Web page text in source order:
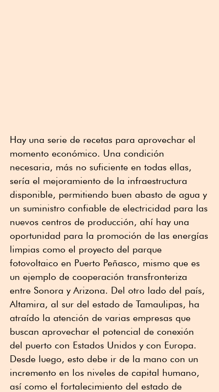
Hay una serie de recetas para aprovechar el
momento económico. Una condición
necesaria, más no suficiente en todas ellas,
sería el mejoramiento de la infraestructura
disponible, permitiendo buen abasto de agua y
un suministro confiable de electricidad para las
nuevos centros de producción, ahí hay una
oportunidad para la promoción de las energías
limpias como el proyecto del parque
fotovoltaico en Puerto Peñasco, mismo que es
un ejemplo de cooperación transfronteriza
entre Sonora y Arizona. Del otro lado del país,
Altamira, al sur del estado de Tamaulipas, ha
atraído la atención de varias empresas que
buscan aprovechar el potencial de conexión
del puerto con Estados Unidos y con Europa.
Desde luego, esto debe ir de la mano con un
incremento en los niveles de capital humano,
así como el fortalecimiento del estado de